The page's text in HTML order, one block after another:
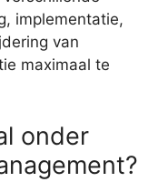
implementatie,
van
maximaal te
onder